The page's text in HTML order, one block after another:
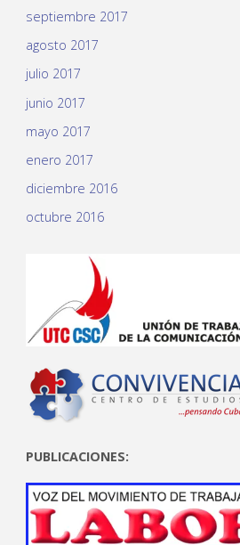
septiembre 2017
agosto 2017
julio 2017
junio 2017
mayo 2017
enero 2017
diciembre 2016
octubre 2016
PUBLICACIONES: